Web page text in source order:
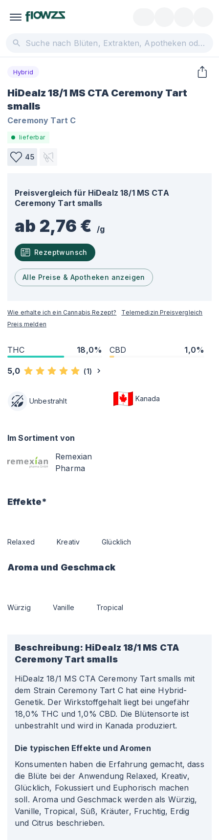
Hybrid
HiDealz 18/1 MS CTA Ceremony Tart
smalls
Ceremony Tart C
lieferbar
45
Preisvergleich für HiDealz 18/1 MS CTA
Ceremony Tart smalls
ab 2,76 € /g
Rezeptwunsch
Alle Preise & Apotheken anzeigen
Wie erhalte ich ein Cannabis Rezept?
Telemedizin Preisvergleich
Preis melden
THC 18,0% CBD 1,0%
5,0 (1)
Unbestrahlt Kanada
Im Sortiment von
Remexian
Pharma
Effekte*
Relaxed Kreativ Glücklich
Aroma und Geschmack
Würzig Vanille Tropical
Beschreibung: HiDealz 18/1 MS CTA
Ceremony Tart smalls
HiDealz 18/1 MS CTA Ceremony Tart smalls mit
dem Strain Ceremony Tart C hat eine Hybrid-
Genetik. Der Wirkstoffgehalt liegt bei ungefähr
18,0% THC und 1,0% CBD. Die Blütensorte ist
unbestrahlt und wird in Kanada produziert.
Die typischen Effekte und Aromen
Konsumenten haben die Erfahrung gemacht, dass
die Blüte bei der Anwendung Relaxed, Kreativ,
Glücklich, Fokussiert und Euphorisch machen
soll. Aroma und Geschmack werden als Würzig,
Vanille, Tropical, Süß, Kräuter, Fruchtig, Erdig
und Citrus beschrieben.